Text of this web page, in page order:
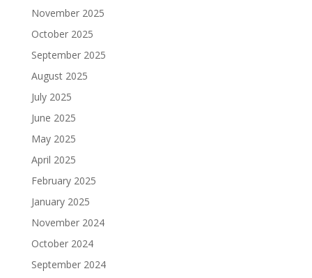
November 2025
October 2025
September 2025
August 2025
July 2025
June 2025
May 2025
April 2025
February 2025
January 2025
November 2024
October 2024
September 2024